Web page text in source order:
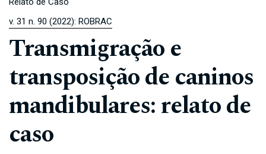
v. 31 n. 90 (2022): ROBRAC
Transmigração e
transposição de caninos
mandibulares: relato de
caso